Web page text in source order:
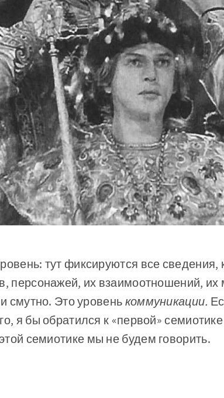
тут фиксируются все сведения,
персонажей, их взаимоотношений, их
смутно. Это уровень коммуникации.
я бы обратился к «первой»
се­миотике мы не будем говорить.